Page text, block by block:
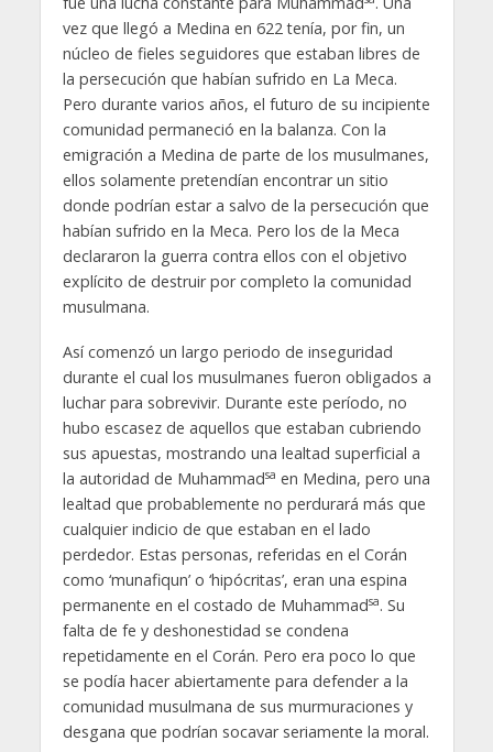
vez que llegó a Medina en 622 tenía, por fin, un
núcleo de fieles seguidores que estaban libres de
la persecución que habían sufrido en La Meca.
Pero durante varios años, el futuro de su incipiente
comunidad permaneció en la balanza. Con la
emigración a Medina de parte de los musulmanes,
ellos solamente pretendían encontrar un sitio
donde podrían estar a salvo de la persecución que
habían sufrido en la Meca. Pero los de la Meca
declararon la guerra contra ellos con el objetivo
explícito de destruir por completo la comunidad
musulmana.
Así comenzó un largo periodo de inseguridad
durante el cual los musulmanes fueron obligados a
luchar para sobrevivir. Durante este período, no
hubo escasez de aquellos que estaban cubriendo
sus apuestas, mostrando una lealtad superficial a
la autoridad de Muhammadsa en Medina, pero una
lealtad que probablemente no perdurará más que
cualquier indicio de que estaban en el lado
perdedor. Estas personas, referidas en el Corán
como ‘munafiqun’ o ‘hipócritas’, eran una espina
permanente en el costado de Muhammadsa. Su
falta de fe y deshonestidad se condena
repetidamente en el Corán. Pero era poco lo que
se podía hacer abiertamente para defender a la
comunidad musulmana de sus murmuraciones y
desgana que podrían socavar seriamente la moral.